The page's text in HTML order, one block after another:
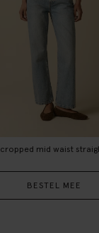
BESTEL MEE